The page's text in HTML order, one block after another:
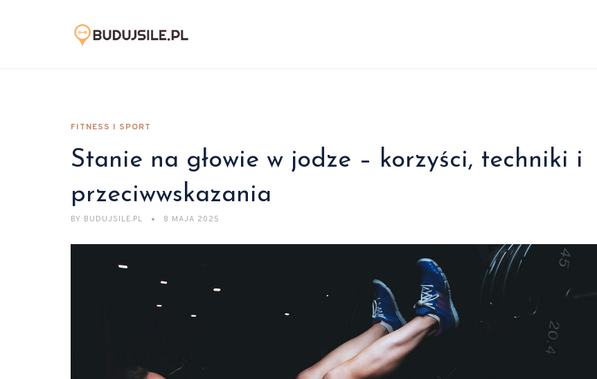
FITNESS I SPORT
Stanie na głowie w jodze – korzyści, techniki i
przeciwwskazania
BY BUDUJSILE.PL 8 MAJA 2025